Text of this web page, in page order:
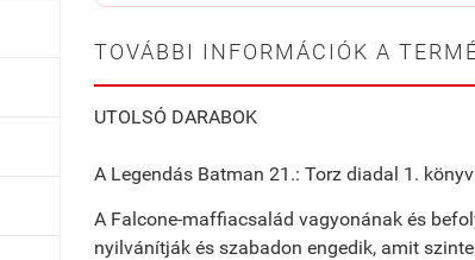
TOVÁBBI INFORMÁCIÓK A
UTOLSÓ DARABOK
A Legendás Batman 21.: Torz diadal 1. könyv
A Falcone-maffiacsalád vagyonának és
nyilvánítják és szabadon engedik, amit